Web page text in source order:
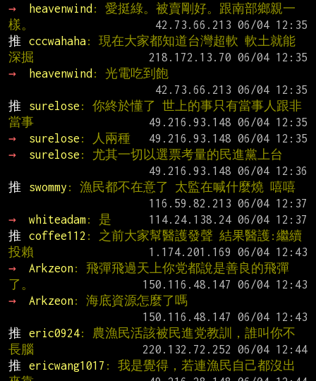
→
heavenwind : 愛挺綠。被賣剛好。跟南部鄉親一
樣。
推
cccwahaha: 現在大家都知道台灣超軟 軟土就能
深掘
→
heavenwind : 光電吃到飽
推
surelose : 你終於懂了 世上的事只有當事人跟非
當事
→
surelose : 人兩種
→
surelose : 尤其一切以選票考量的民進黨上台
推
swommy : 漁民都不在意了 太監在喊什麼燒 嘻嘻
→
whiteadam: 是
推
coffee112 : 之前大家幫醫護發聲 結果醫護:繼續
投賴
→
Arkzeon: 飛彈飛過天上你党都說是善良的飛彈
了。
→
Arkzeon: 海底資源怎麼了嗎
推
eric0924: 農漁民活該被民進党教訓，誰叫你不
長腦
推
ericwang1017 : 我是覺得，若連漁民自己都沒出